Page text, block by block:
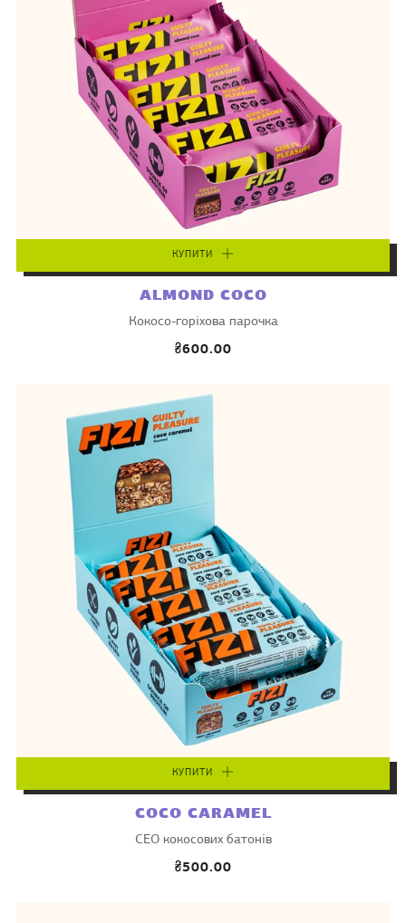
КУПИТИ
ALMOND COCO
Кокосо-горіхова парочка
₴600.00
КУПИТИ
COCO CARAMEL
CEO кокосових батонів
₴500.00